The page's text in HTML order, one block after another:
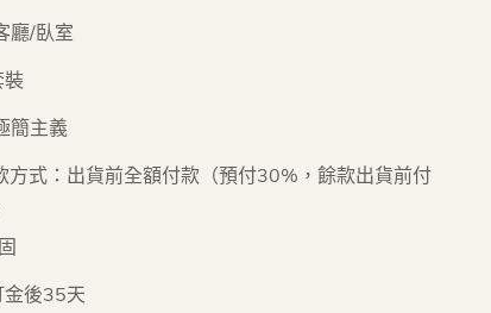
廳/臥室
裝
簡主義
方式：出貨前全額付款（預付30%，餘款出貨前付
金後35天